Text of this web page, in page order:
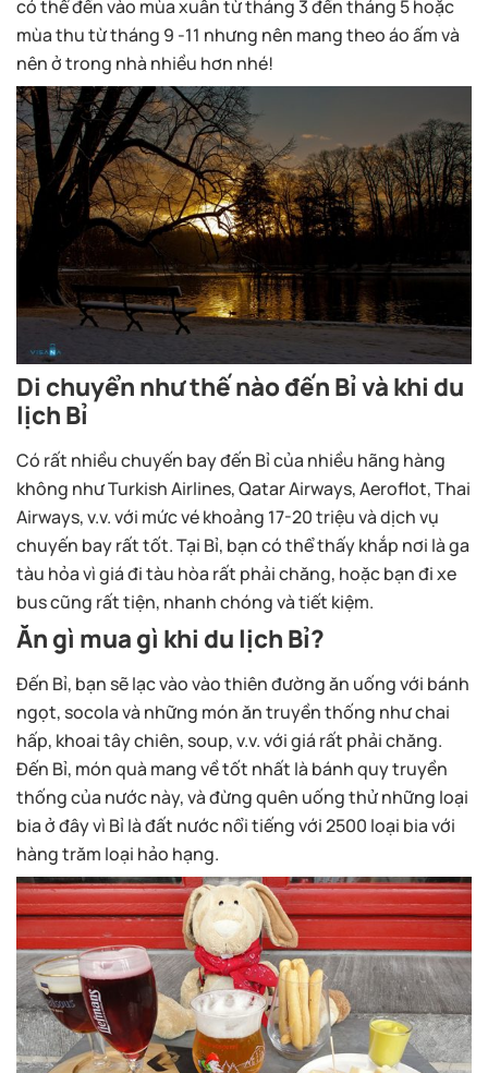
có thể đến vào mùa xuân từ tháng 3 đến tháng 5 hoặc
mùa thu từ tháng 9 -11 nhưng nên mang theo áo ấm và
nên ở trong nhà nhiều hơn nhé!
Di chuyển như thế nào đến Bỉ và khi du
lịch Bỉ
Có rất nhiều chuyến bay đến Bỉ của nhiều hãng hàng
không như Turkish Airlines, Qatar Airways, Aeroflot, Thai
Airways, v.v. với mức vé khoảng 17-20 triệu và dịch vụ
chuyến bay rất tốt. Tại Bỉ, bạn có thể thấy khắp nơi là ga
tàu hỏa vì giá đi tàu hòa rất phải chăng, hoặc bạn đi xe
bus cũng rất tiện, nhanh chóng và tiết kiệm.
Ăn gì mua gì khi du lịch Bỉ?
Đến Bỉ, bạn sẽ lạc vào vào thiên đường ăn uống với bánh
ngọt, socola và những món ăn truyền thống như chai
hấp, khoai tây chiên, soup, v.v. với giá rất phải chăng.
Đến Bỉ, món quà mang về tốt nhất là bánh quy truyền
thống của nước này, và đừng quên uống thử những loại
bia ở đây vì Bỉ là đất nước nổi tiếng với 2500 loại bia với
hàng trăm loại hảo hạng.